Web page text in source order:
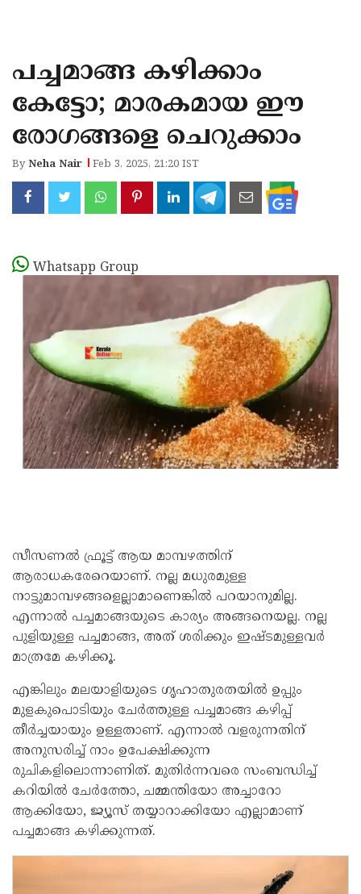
KANNUR
KASARAGOD
പച്ചമാങ്ങ കഴിക്കാം
കേട്ടോ; മാരകമായ ഈ
രോഗങ്ങളെ ചെറുക്കാം
ByNeha Nair Feb 3, 2025, 21:20 IST
Whatsapp Group
സീസണല്‍ ഫ്രൂട്ട് ആയ മാമ്പഴത്തിന്
ആരാധകരേറെയാണ്. നല്ല മധുരമുള്ള
നാട്ടുമാമ്പഴങ്ങളെല്ലാമാണെങ്കില്‍ പറയാനുമില്ല.
എന്നാല്‍ പച്ചമാങ്ങയുടെ കാര്യം അങ്ങനെയല്ല. നല്ല
പുളിയുള്ള പച്ചമാങ്ങ, അത് ശരിക്കും ഇഷ്ടമുള്ളവര്‍
മാത്രമേ കഴിക്കൂ.
എങ്കിലും മലയാളിയുടെ ഗൃഹാതുരതയില്‍ ഉപ്പും
മുളകുപൊടിയും ചേര്‍ത്തുള്ള പച്ചമാങ്ങ കഴിപ്പ്
തീര്‍ച്ചയായും ഉള്ളതാണ്. എന്നാല്‍ വളരുന്നതിന്
അനുസരിച്ച് നാം ഉപേക്ഷിക്കുന്ന
രുചികളിലൊന്നാണിത്. മുതിര്‍ന്നവരെ സംബന്ധിച്ച്
കറിയില്‍ ചേര്‍ത്തോ, ചമ്മന്തിയോ അച്ചാറോ
ആക്കിയോ, ജ്യൂസ് തയ്യാറാക്കിയോ എല്ലാമാണ്
പച്ചമാങ്ങ കഴിക്കുന്നത്.